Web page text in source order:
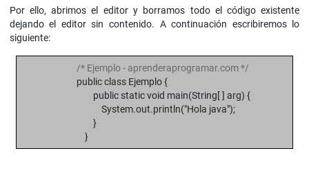
Por ello, abrimos el editor y borramos todo el código existente
dejando el editor sin contenido. A continuación escribiremos lo
siguiente:
/* Ejemplo - aprenderaprogramar.com */
public class Ejemplo {
public static void main(String[ ] arg) {
System.out.println("Hola java");
}
}